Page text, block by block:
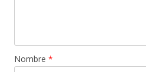
Nombre *